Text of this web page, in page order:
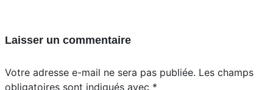
Laisser un commentaire
Votre adresse e-mail ne sera pas publiée. Les champs
obligatoires sont indiqués avec *